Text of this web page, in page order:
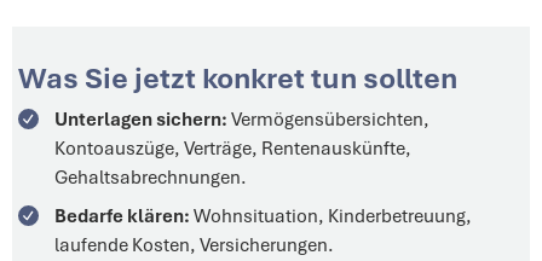
Was Sie jetzt konkret tun sollten
Unterlagen sichern: Vermögensübersichten,
Kontoauszüge, Verträge, Rentenauskünfte,
Gehaltsabrechnungen.
Bedarfe klären: Wohnsituation, Kinderbetreuung,
laufende Kosten, Versicherungen.